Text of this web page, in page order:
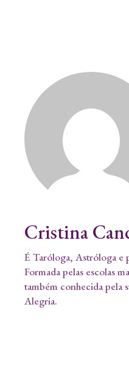
Cristina
É Taróloga, Astróloga e
Formada pelas escolas
também conhecida pela
Alegria.